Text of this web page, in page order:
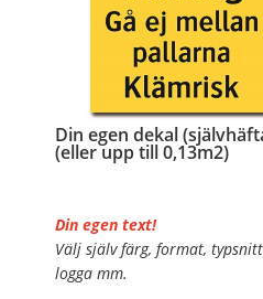
Din egen dekal
(eller upp till 0,13m2)
Din egen text!
Välj själv färg, format,
logga mm.